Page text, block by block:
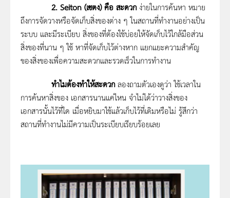
2. Seiton (เซตง) คือ สะดวกง่ายในการค้นหา หมาย
ถึงการจัดวางหรือจัดเก็บสิ่งของต่าง ๆ ในสถานที่ทำงานอย่างเป็น
ระบบ และมีระเบียบ สิ่งของที่ต้องใช้บ่อยให้จัดเก็บไว้ใกล้มือส่วน
สิ่งของที่นาน ๆ ใช้ หาที่จัดเก็บไว้ต่างหาก แยกแยะความสำคัญ
ของสิ่งของเพื่อความสะดวกและรวดเร็วในการทำงาน
ทำไมต้องทำให้สะดวกลองถามตัวเองดูว่า ใช้เวลาใน
การค้นหาสิ่งของ เอกสารนานแค่ไหน จำไม่ได้ว่าวางสิ่งของ
เอกสารนั้นไว้ที่ใด เมื่อหยิบมาใช้แล้วเก็บไว้ที่เดิมหรือไม่ รู้สึกว่า
สถานที่ทำงานไม่มีความเป็นระเบียบเรียบร้อยเลย